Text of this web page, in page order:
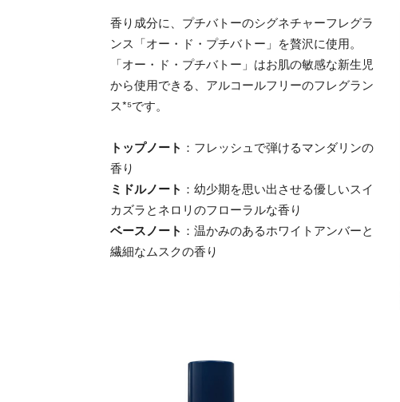
香り成分に、プチバトーのシグネチャーフレグラ
ンス「オー・ド・プチバトー」を贅沢に使用。
「オー・ド・プチバトー」はお肌の敏感な新生児
から使用できる、アルコールフリーのフレグラン
ス*⁵です。
トップノート ：フレッシュで弾けるマンダリンの
香り
ミドルノート ：幼少期を思い出させる優しいスイ
カズラとネロリのフローラルな香り
ベースノート ：温かみのあるホワイトアンバーと
繊細なムスクの香り